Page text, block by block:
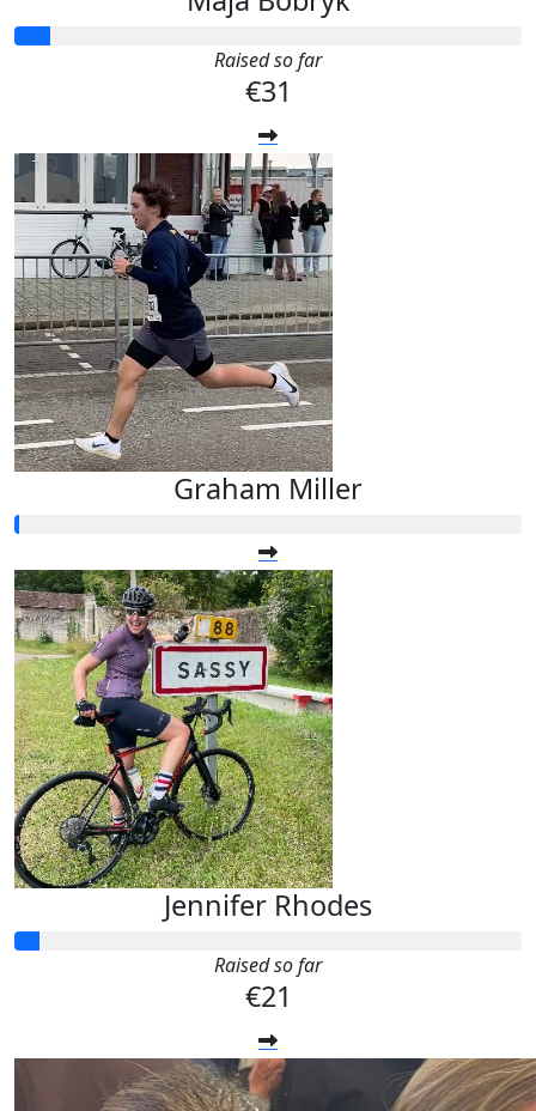
Raised so far
€31
Graham Miller
Jennifer Rhodes
Raised so far
€21